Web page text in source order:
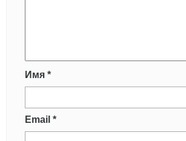
Имя *
Email *